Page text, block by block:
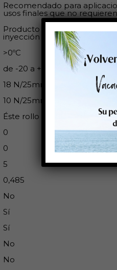
Recomendado para
usos finales que no
Producto diseñado para el
inyección de tinta (tanto eb
>0ºC
de -20 a + 80ºC
18 N/25mm
10 N/25mm
Éste rollo es compatible con:
0
0
5
0,485
No
Sí
Sí
No
No